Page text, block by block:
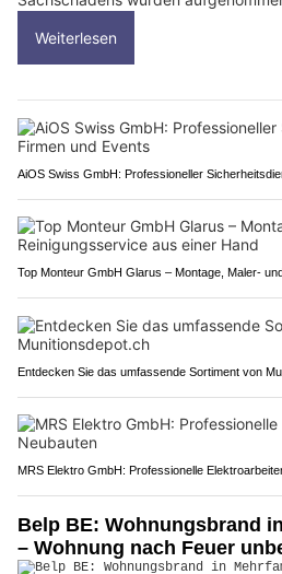
Weiterlesen
AiOS Swiss GmbH: Professioneller
Top Monteur GmbH Glarus – Montage, Maler-
Entdecken Sie das umfassende Sortiment von
MRS Elektro GmbH: Professionelle
Belp BE: Wohnungsbrand
– Wohnung nach Feuer